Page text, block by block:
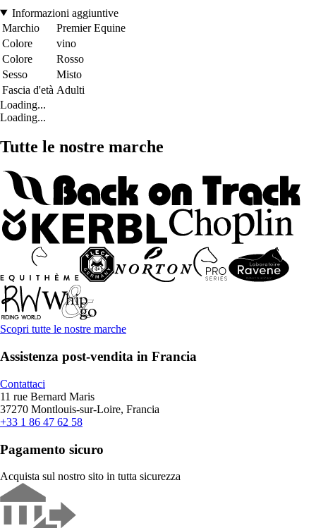
Informazioni aggiuntive
Marchio
Premier Equine
Colore
vino
Colore
Rosso
Sesso
Misto
Fascia d'età Adulti
Loading...
Loading...
Tutte le nostre marche
Scopri tutte le nostre marche
Assistenza post-vendita in Francia
Contattaci
11 rue Bernard Maris
37270 Montlouis-sur-Loire, Francia
+33 1 86 47 62 58
Pagamento sicuro
Acquista sul nostro sito in tutta sicurezza